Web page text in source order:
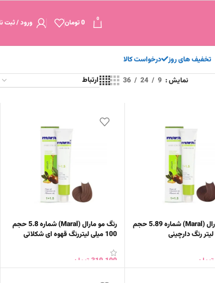
0
0تومان ورود / ثبت
تخفیف های روز درخواست کالا
نمایش 9
24
36
رنگ مو مارال (Maral) شماره 5.89 حجم
تومان
رنگ مو مارال (Maral) شماره 5.8 حجم
100 میلی‌ لیتررنگ قهوه‌ ای شکلاتی
319,100تومان